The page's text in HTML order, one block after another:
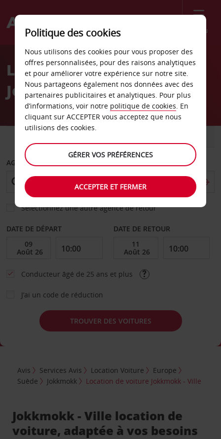
Menu
Welcome
AvisLocation de voiture
Jokkmokk - Ville
AGENCE DE DÉPART
Sélectionnez une autre agence de retour
DATE DE DÉPART DATE DE RETOUR
Conducteur âgé de 25 ans et plus
J’ai un code de réduction
TROUVER DES VOITURES
Avis Services Avis Location Voiture
Europe
Suède
Jokkmokk Location de voiture Jokkmokk - Ville
Jokkmokk - Ville location de
voiture, adaptée à vos besoins
Politique des cookies
Nous utilisons des cookies pour vous proposer des
offres personnalisées, pour des raisons analytiques
et pour améliorer votre expérience sur notre site.
Nous partageons également nos données avec des
partenaires publicitaires et analytiques. Pour plus
d’informations, voir notre politique de cookies. En
cliquant sur ACCEPTER vous acceptez que nous
utilisions des cookies.
GÉRER VOS PRÉFÉRENCES
ACCEPTER ET FERMER